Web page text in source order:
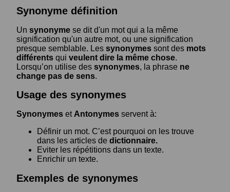
Synonyme définition
Un synonyme se dit d'un mot qui a la même
signification qu'un autre mot, ou une signification
presque semblable. Les synonymes sont des mots
différents qui veulent dire la même chose.
Lorsqu’on utilise des synonymes, la phrase ne
change pas de sens.
Usage des synonymes
Synonymes et Antonymes servent à:
Définir un mot. C’est pourquoi on les trouve
dans les articles de dictionnaire.
Eviter les répétitions dans un texte.
Enrichir un texte.
Exemples de synonymes